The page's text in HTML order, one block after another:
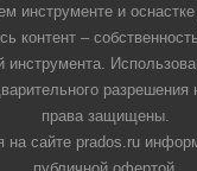
инструменте и
контент –
инструмента.
разрешения
права защищены.
на сайте prados.ru